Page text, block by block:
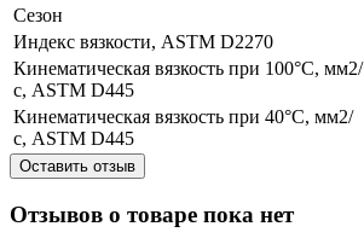
Сезон
Индекс вязкости, ASTM D2270
Кинематическая вязкость при 100°C, мм2/
с, ASTM D445
Кинематическая вязкость при 40°C, мм2/
с, ASTM D445
Оставить отзыв
Отзывов о товаре пока нет